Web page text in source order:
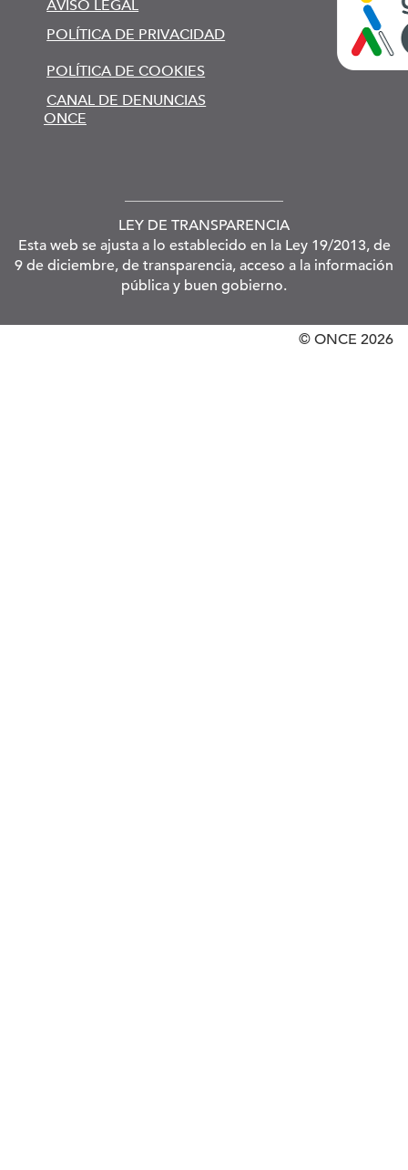
AVISO LEGAL
POLÍTICA DE PRIVACIDAD
POLÍTICA DE COOKIES
CANAL DE DENUNCIAS
ONCE
LEY DE TRANSPARENCIA
Esta web se ajusta a lo establecido en la Ley 19/2013, de
9 de diciembre, de transparencia, acceso a la información
pública y buen gobierno.
© ONCE 2026